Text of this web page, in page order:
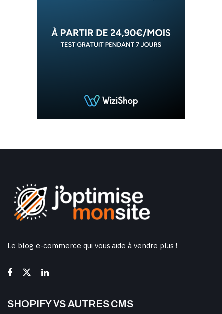
Le blog e-commerce qui vous aide à vendre plus !
SHOPIFY VS AUTRES CMS